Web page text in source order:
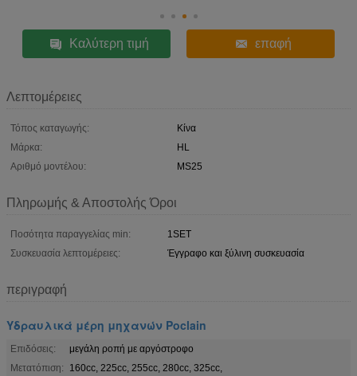
Καλύτερη τιμή επαφή
Λεπτομέρειες
Τόπος καταγωγής:
Κίνα
Μάρκα:
HL
Αριθμό μοντέλου:
MS25
Πληρωμής & Αποστολής Όροι
Ποσότητα παραγγελίας min:
1SET
Συσκευασία λεπτομέρειες:
Έγγραφο και ξύλινη συσκευασία
περιγραφή
Υδραυλικά μέρη μηχανών Poclain
Επιδόσεις:
μεγάλη ροπή με αργόστροφο
Μετατόπιση:
160cc, 225cc, 255cc, 280cc, 325cc,